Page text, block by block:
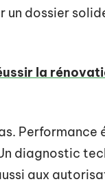
dossier
la
diagnostic
aux